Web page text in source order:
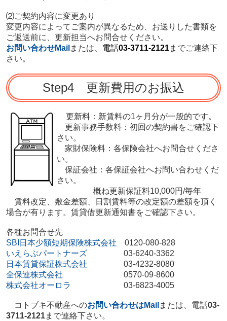
⑵ご契約内容に変更あり
変更内容によってご案内が異なるため、お送りした書類を
ご返送前に、更新担当へお問合せください。
お問い合わせMail または、 電話03-3711-2121までご連絡下
さい。
Step4 更新費用のお振込
更新料：新賃料の1ヶ月分が一般的です。
更新事務手数料：初回の契約書をご確認下
さい。
家財保険料：各保険会社へお問合せくださ
い。
保証会社：各保証会社へお問い合わせくだ
さい。
概ね更新保証料10,000円/毎年
賃料改定、敷金差額、日割賃料等の改定額の差額を頂く
場合が有ります。 賃貸借更新通知書をご確認下さい。
各種お問合せ先
SBI日本少額短期保険株式会社 0120-080-828
いえらぶパートナーズ03-6240-3362
日本賃貸保証株式会社 03-4232-8080
全保連株式会社 0570-09-8600
株式会社オーロラ
03-6823-4005
コトブキ不動産へのお問い合わせはMail または、電話03-
3711-2121まで連絡下さい。